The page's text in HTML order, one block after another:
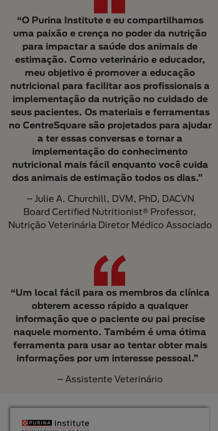
“O Purina Institute e eu compartilhamos
uma paixão e crença no poder da nutrição
para impactar a saúde dos animais de
estimação. Como veterinário e educador,
meu objetivo é promover a educação
nutricional para facilitar aos profissionais a
implementação da nutrição no cuidado de
seus pacientes. Os materiais e ferramentas
no CentreSquare são projetados para ajudar
a ter essas conversas e tornar a
implementação do conhecimento
nutricional mais fácil enquanto você cuida
dos animais de estimação todos os dias.”
– Julie A. Churchill, DVM, PhD, DACVN
Board Certified Nutritionist® Professor,
Nutrição Veterinária Diretor Médico Associado
“Um local fácil para os membros da clínica
obterem acesso rápido a qualquer
informação que o paciente ou pai precise
naquele momento. Também é uma ótima
ferramenta para usar ao tentar obter mais
informações por um interesse pessoal.”
– Assistente Veterinário